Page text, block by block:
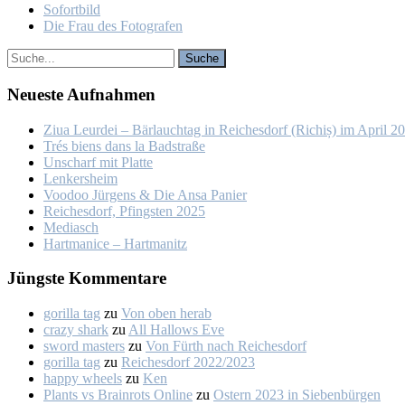
So­fort­bild
Die Frau des Fo­to­gra­fen
Neu­es­te Auf­nah­men
Ziua Leur­dei – Bär­lauch­tag in Rei­ches­dorf (Ri­chiș) im April
Trés biens dans la Bad­stra­ße
Un­scharf mit Plat­te
Len­kers­heim
Voo­doo Jür­gens & Die An­sa Pa­nier
Rei­ches­dorf, Pfings­ten 2025
Me­dia­sch
Hart­ma­nice – Hart­ma­nitz
Jüngs­te Kom­men­ta­re
gorilla tag zu Von oben her­ab
crazy shark zu All Hal­lows Eve
sword masters zu Von Fürth nach Rei­ches­dorf
gorilla tag zu Rei­ches­dorf 2022/2023
happy wheels zu Ken
Plants vs Brainrots Online zu Os­tern 2023 in Sie­ben­bür­gen